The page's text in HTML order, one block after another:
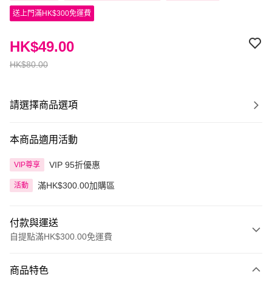
送上門滿HK$300免運費
HK$80.00
HK$49.00
請選擇商品選項
本商品適用活動
VIP尊享 VIP 95折優惠
活動 滿HK$300.00加購區
付款與運送
自提點滿HK$300.00免運費
信用卡
商品特色